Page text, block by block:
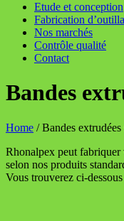
Etude et conception
Fabrication
Nos marchés
Contrôle qualité
Contact
Bandes
Home /Bandes extrudées
Rhonalpex peut fabriquer
selon nos produits
Vous trouverez ci-